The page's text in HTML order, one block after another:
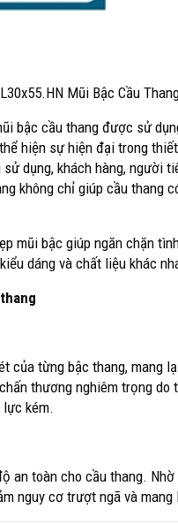
Mũi Bậc Cầu
bậc cầu thang được sử
hiện sự hiện đại trong
dụng, khách hàng, người
không chỉ giúp cầu thang
mũi bậc giúp ngăn chặn
dáng và chất liệu khác
của từng bậc thang, mang
thương nghiêm trọng
kém.
an toàn cho cầu thang.
nguy cơ trượt ngã và